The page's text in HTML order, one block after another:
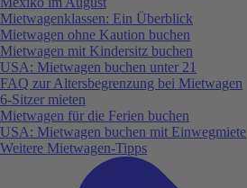
Mietwagenklassen: Ein Überblick
Mietwagen ohne Kaution buchen
Mietwagen mit Kindersitz buchen
USA: Mietwagen buchen unter 21
FAQ zur Altersbegrenzung bei Mietwagen
6-Sitzer mieten
Mietwagen für die Ferien buchen
USA: Mietwagen buchen mit Einwegmiete
Weitere Mietwagen-Tipps